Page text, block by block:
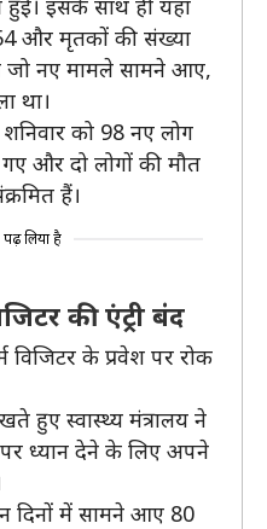
इसके साथ ही यहां
और मृतकों की संख्या
जो नए मामले सामने आए,
था।
को 98 नए लोग
और दो लोगों की मौत
हैं।
पढ़ लिया है
की एंट्री बंद
विजिटर के प्रवेश पर रोक
हुए स्वास्थ्य मंत्रालय ने
पर ध्यान देने के लिए अपने
दिनों में सामने आए 80